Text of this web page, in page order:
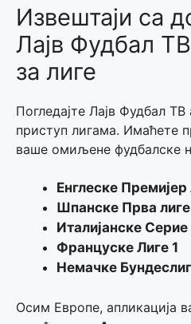
Извештаји са
Лајв Фудбал
за лиге
Погледајте Лајв Фудбал
приступ лигама. Имаћете
ваше омиљене фудбалске
Енглеске Премијер
Шпанске Прва
Италијанске
Француске Лиге 1
Немачке
Осим Европе, апликација